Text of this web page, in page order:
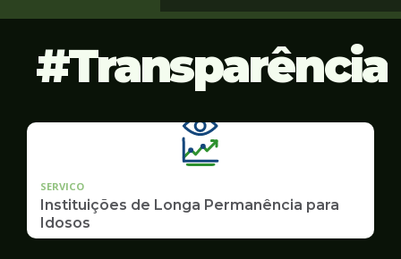
Transparência
SERVICO
Instituições de Longa Permanência para
Idosos